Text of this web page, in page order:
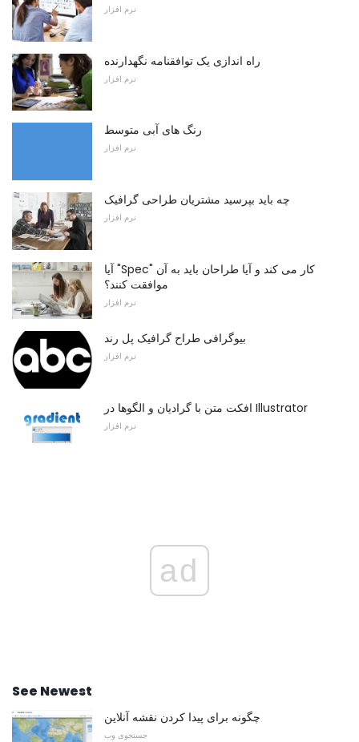
نرم افزار
راه اندازی یک توافقنامه نگهدارنده
نرم افزار
رنگ های آبی متوسط
نرم افزار
چه باید بپرسید مشتریان طراحی گرافیک
نرم افزار
آیا "Spec" کار می کند و آیا طراحان باید به آن
موافقت کنند؟
نرم افزار
بیوگرافی طراح گرافیک پل رند
نرم افزار
افکت متن با گرادیان و الگوها در Illustrator
نرم افزار
ad
See Newest
چگونه برای پیدا کردن نقشه آنلاین
جستجوی وب